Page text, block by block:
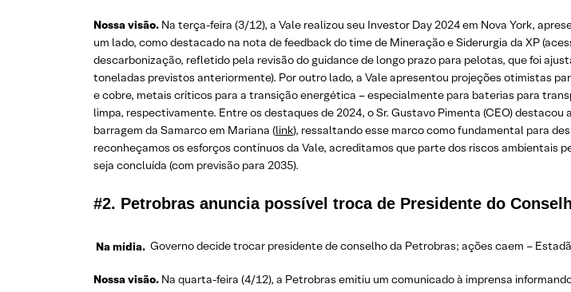
Nossa visão. Na terça-feira (3/12), a Vale realizou seu Investor Day 2024 em Nova York,
um lado, como destacado na nota de feedback do time de Mineração e Siderurgia da XP
descarbonização, refletido pela revisão do guidance de longo prazo para pelotas, que foi
toneladas previstos anteriormente). Por outro lado, a Vale apresentou projeções otimistas
e cobre, metais críticos para a transição energética – especialmente para baterias para
limpa, respectivamente. Entre os destaques de 2024, o Sr. Gustavo Pimenta (CEO)
barragem da Samarco em Mariana (link), ressaltando esse marco como fundamental para
reconheçamos os esforços contínuos da Vale, acreditamos que parte dos riscos
seja concluída (com previsão para 2035).
#2. Petrobras anuncia possível troca de Presidente do
Na mídia. Governo decide trocar presidente de conselho da Petrobras; ações caem –
Nossa visão. Na quarta-feira (4/12), a Petrobras emitiu um comunicado à imprensa